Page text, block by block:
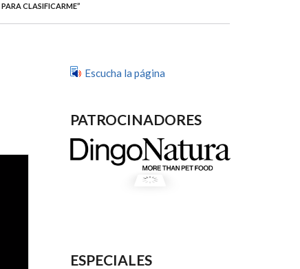
CLASIFICARME”
Escucha la página
PATROCINADORES
ESPECIALES